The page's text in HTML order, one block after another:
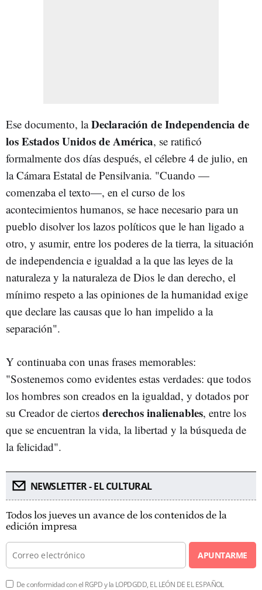
Ese documento, laDeclaración de Independencia de
los Estados Unidos de América, se ratificó
formalmente dos días después, el célebre 4 de julio, en
la Cámara Estatal de Pensilvania. "Cuando —
comenzaba el texto—, en el curso de los
acontecimientos humanos, se hace necesario para un
pueblo disolver los lazos políticos que le han ligado a
otro, y asumir, entre los poderes de la tierra, la situación
de independencia e igualdad a la que las leyes de la
naturaleza y la naturaleza de Dios le dan derecho, el
mínimo respeto a las opiniones de la humanidad exige
que declare las causas que lo han impelido a la
separación".
Y continuaba con unas frases memorables:
"Sostenemos como evidentes estas verdades: que todos
los hombres son creados en la igualdad, y dotados por
su Creador de ciertos derechos inalienables, entre los
que se encuentran la vida, la libertad y la búsqueda de
la felicidad".
NEWSLETTER - EL CULTURAL
Todos los jueves un avance de los contenidos de la
edición impresa
APUNTARME
De conformidad con el RGPD y la LOPDGDD, EL LEÓN DE EL ESPAÑOL